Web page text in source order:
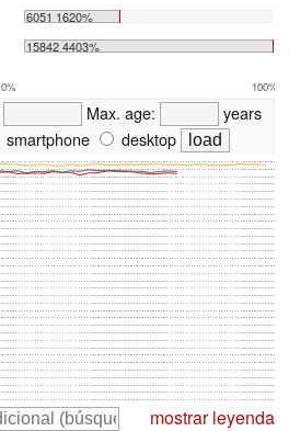
6051 1620%
15842 4403%
0% 100%
Max. age:
years
smartphone desktop
mostrar leyenda